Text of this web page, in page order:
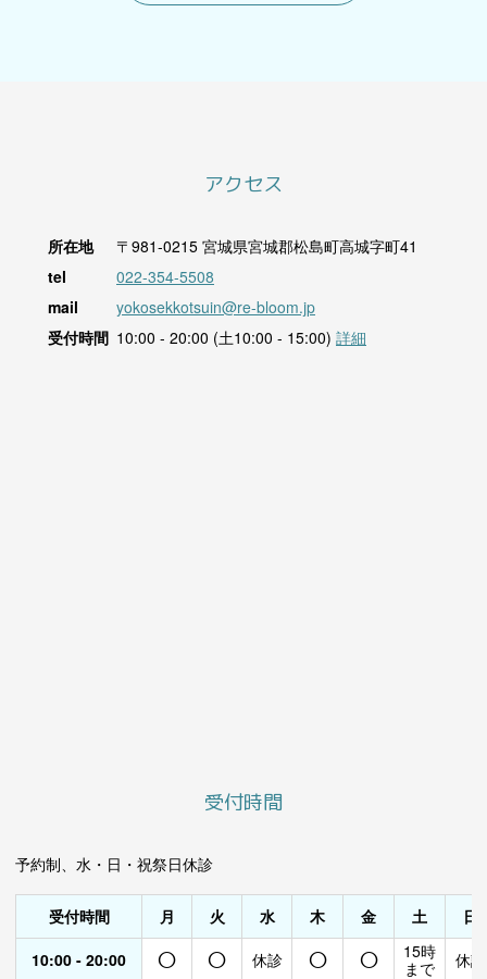
アクセス
所在地 〒981-0215 宮城県宮城郡松島町高城字町41
tel
022-354-5508
mail
yokosekkotsuin@re-bloom.jp
受付時間 10:00 - 20:00 (土10:00 - 15:00) 詳細
受付時間
予約制、水・日・祝祭日休診
受付時間 月 火 水 木 金 土
日
10:00 - 20:00
○ ○ 休診 ○ ○
15時
まで
休診